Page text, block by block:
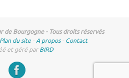
Bourgogne - Tous droits réservés
Plan du site -A propos- Contact
et géré parBIRD